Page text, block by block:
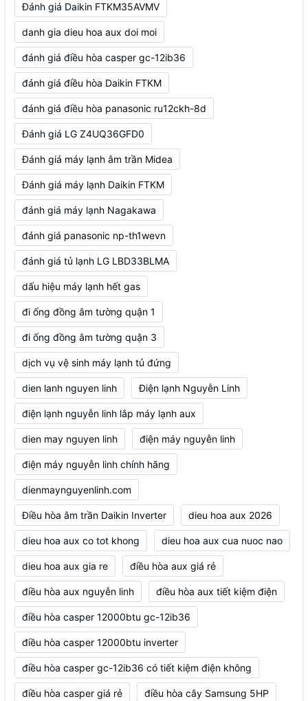
Đánh giá Daikin FTKM35AVMV
danh gia dieu hoa aux doi moi
đánh giá điều hòa casper gc-12ib36
đánh giá điều hòa Daikin FTKM
đánh giá điều hòa panasonic ru12ckh-8d
Đánh giá LG Z4UQ36GFD0
Đánh giá máy lạnh âm trần Midea
Đánh giá máy lạnh Daikin FTKM
đánh giá máy lạnh Nagakawa
đánh giá panasonic np-th1wevn
đánh giá tủ lạnh LG LBD33BLMA
dấu hiệu máy lạnh hết gas
đi ống đồng âm tường quận 1
đi ống đồng âm tường quận 3
dịch vụ vệ sinh máy lạnh tủ đứng
dien lanh nguyen linh Điện lạnh Nguyễn Linh
điện lạnh nguyễn linh lắp máy lạnh aux
dien may nguyen linh điện máy nguyễn linh
điện máy nguyễn linh chính hãng
dienmaynguyenlinh.com
Điều hòa âm trần Daikin Inverter dieu hoa aux 2026
dieu hoa aux co tot khong dieu hoa aux cua nuoc nao
dieu hoa aux gia re điều hòa aux giá rẻ
điều hòa aux nguyễn linh điều hòa aux tiết kiệm điện
điều hòa casper 12000btu gc-12ib36
điều hòa casper 12000btu inverter
điều hòa casper gc-12ib36 có tiết kiệm điện không
điều hòa casper giá rẻ điều hòa cây Samsung 5HP